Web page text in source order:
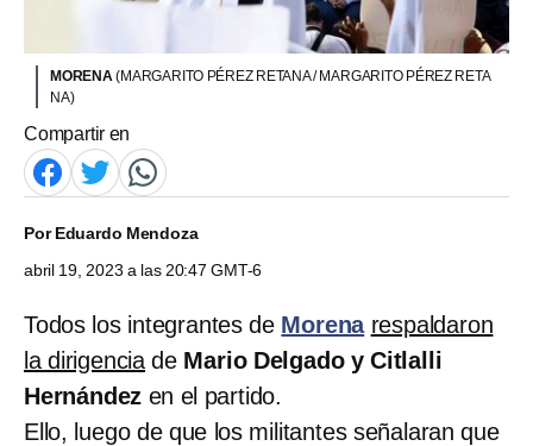
MORENA(MARGARITO PÉREZ RETANA / MARGARITO PÉREZ RETA
NA)
Compartir en
PorEduardo Mendoza
abril 19, 2023 a las 20:47 GMT-6
Todos los integrantes de Morena respaldaron
la dirigencia de Mario Delgado y Citlalli
Hernández en el partido.
Ello, luego de que los militantes señalaran que